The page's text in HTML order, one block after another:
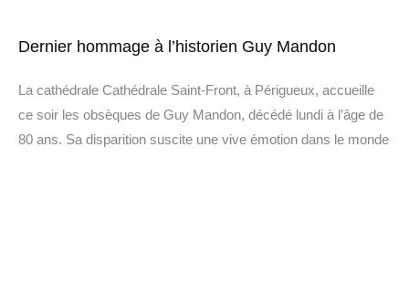
Dernier hommage à l’historien Guy Mandon
La cathédrale Cathédrale Saint-Front, à Périgueux, accueille
ce soir les obsèques de Guy Mandon, décédé lundi à l’âge de
80 ans. Sa disparition suscite une vive émotion dans le monde